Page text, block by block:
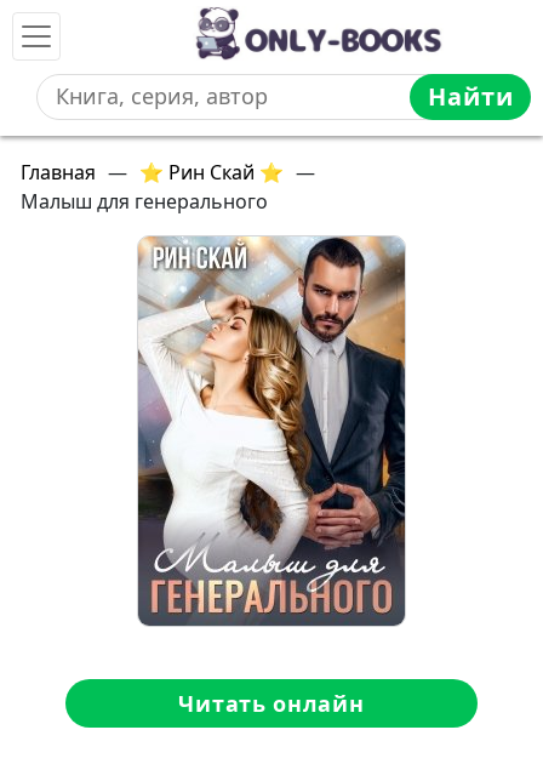
Найти
Главная — ⭐ Рин Скай ⭐ —
Малыш для генерального
Читать онлайн